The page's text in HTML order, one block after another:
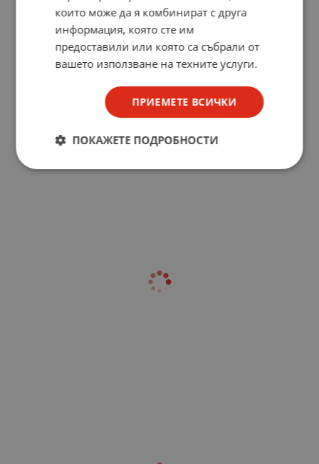
които може да я комбинират с друга
информация, която сте им
предоставили или която са събрали от
вашето използване на техните услуги.
ПРИЕМЕТЕ ВСИЧКИ
ПОКАЖЕТЕ ПОДРОБНОСТИ